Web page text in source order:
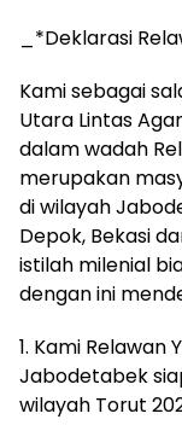
_*Deklarasi
Kami sebagai
Utara Lintas
dalam wadah
merupakan
di wilayah
Depok, Bekasi
istilah milenial
dengan ini
1. Kami
Jabodetabek
wilayah Torut